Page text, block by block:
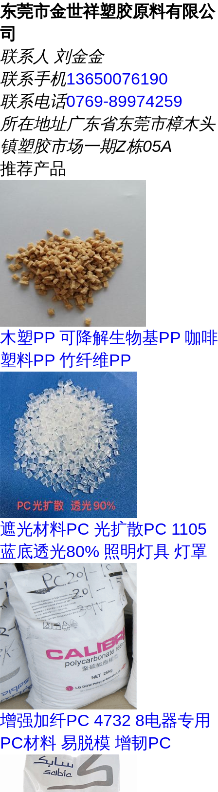
东莞市金世祥塑胶原料有限公
司
联系人 刘金金
联系手机13650076190
联系电话0769-89974259
所在地址广东省东莞市樟木头
镇塑胶市场一期Z栋05A
推荐产品
木塑PP 可降解生物基PP 咖啡
塑料PP 竹纤维PP
遮光材料PC 光扩散PC 1105
蓝底透光80% 照明灯具 灯罩
增强加纤PC 4732 8电器专用
PC材料 易脱模 增韧PC